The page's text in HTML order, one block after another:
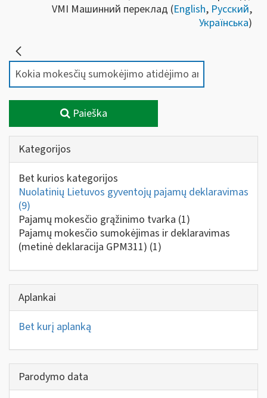
VMI Машинний переклад (English, Русский,
Українська)
Paieška
Kategorijos
Bet kurios kategorijos
Nuolatinių Lietuvos gyventojų pajamų deklaravimas
(9)
Pajamų mokesčio grąžinimo tvarka (1)
Pajamų mokesčio sumokėjimas ir deklaravimas
(metinė deklaracija GPM311) (1)
Aplankai
Bet kurį aplanką
Parodymo data